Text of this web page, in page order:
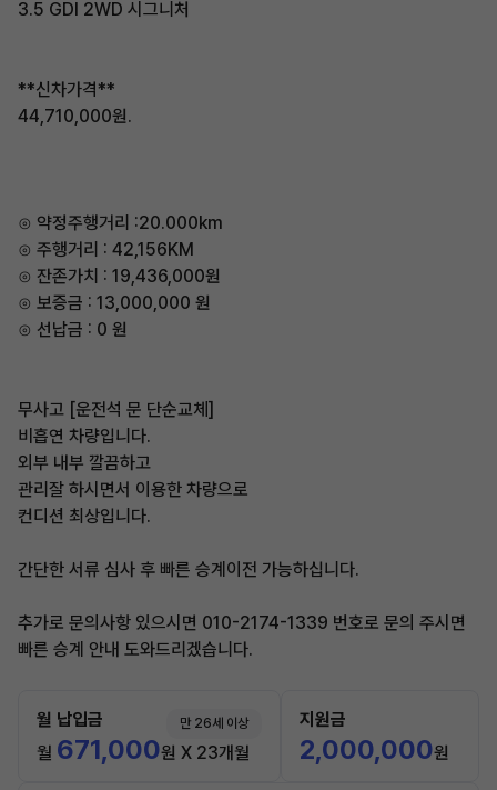
3.5 GDI 2WD 시그니처
**신차가격**
44,710,000원.
⊙ 약정주행거리 :20.000km
⊙ 주행거리 : 42,156KM
⊙ 잔존가치 : 19,436,000원
⊙ 보증금 : 13,000,000 원
⊙ 선납금 : 0 원
무사고 [운전석 문 단순교체]
비흡연 차량입니다.
외부 내부 깔끔하고
관리잘 하시면서 이용한 차량으로
컨디션 최상입니다.
간단한 서류 심사 후 빠른 승계이전 가능하십니다.
추가로 문의사항 있으시면 010-2174-1339 번호로 문의 주시면
빠른 승계 안내 도와드리겠습니다.
월 납입금 만 26세 이상
월 671,000원 X 23개월
지원금
2,000,000원